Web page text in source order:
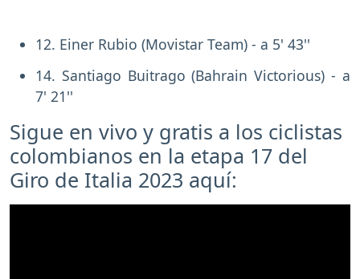
12. Einer Rubio (Movistar Team) - a 5' 43''
14. Santiago Buitrago (Bahrain Victorious) - a
7' 21''
Sigue en vivo y gratis a los ciclistas
colombianos en la etapa 17 del
Giro de Italia 2023 aquí: